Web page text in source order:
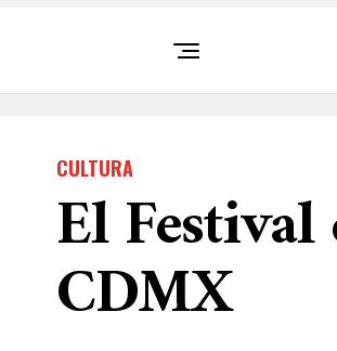
CULTURA
El
CDMX